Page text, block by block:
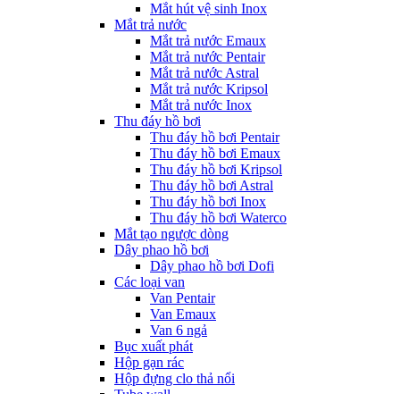
Mắt hút vệ sinh Inox
Mắt trả nước
Mắt trả nước Emaux
Mắt trả nước Pentair
Mắt trả nước Astral
Mắt trả nước Kripsol
Mắt trả nước Inox
Thu đáy hồ bơi
Thu đáy hồ bơi Pentair
Thu đáy hồ bơi Emaux
Thu đáy hồ bơi Kripsol
Thu đáy hồ bơi Astral
Thu đáy hồ bơi Inox
Thu đáy hồ bơi Waterco
Mắt tạo ngược dòng
Dây phao hồ bơi
Dây phao hồ bơi Dofi
Các loại van
Van Pentair
Van Emaux
Van 6 ngả
Bục xuất phát
Hộp gạn rác
Hộp đựng clo thả nổi